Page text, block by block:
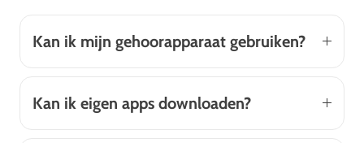
Kan ik mijn gehoorapparaat gebruiken?
Kan ik eigen apps downloaden?